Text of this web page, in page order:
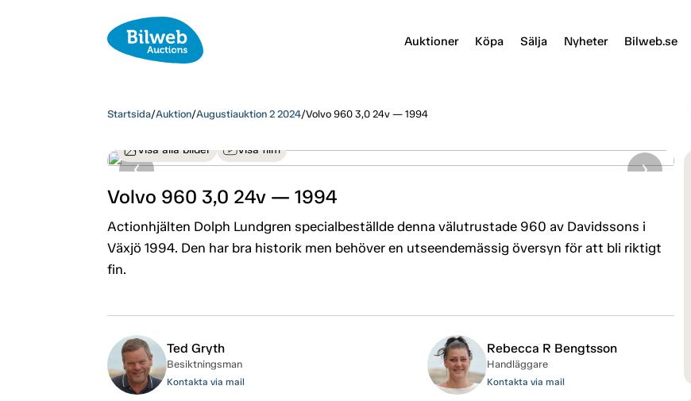
Auktioner Köpa Sälja Nyheter Bilweb.se
Startsida/Auktion/Augustiauktion 2 2024/Volvo 960 3,0 24v — 1994
Visa alla bilder Visa film
Volvo 960 3,0 24v — 1994
Actionhjälten Dolph Lundgren specialbeställde denna välutrustade 960 av Davidssons i
Växjö 1994. Den har bra historik men behöver en utseendemässig översyn för att bli riktigt
fin.
Ted Gryth
Besiktningsman
Kontakta via mail
Rebecca R Bengtsson
Handläggare
Kontakta via mail